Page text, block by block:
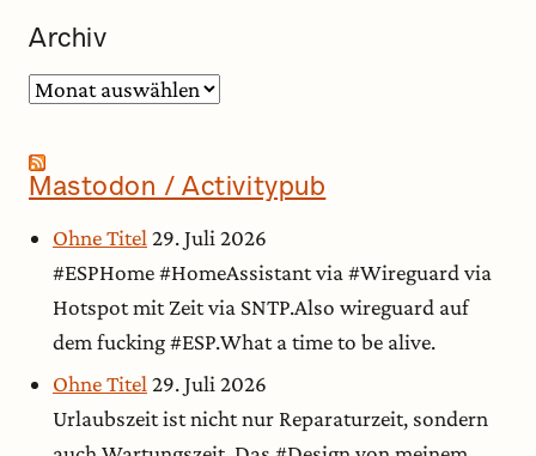
Archiv
Archiv
Mastodon / Activitypub
Ohne Titel 29. Juli 2026
#ESPHome #HomeAssistant via #Wireguard via
Hotspot mit Zeit via SNTP.Also wireguard auf
dem fucking #ESP.What a time to be alive.
Ohne Titel 29. Juli 2026
Urlaubszeit ist nicht nur Reparaturzeit, sondern